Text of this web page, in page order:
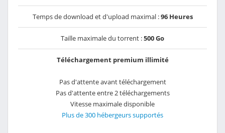
Temps de download et d'upload maximal :96 Heures
Taille maximale du torrent :500 Go
Téléchargement premium illimité
Pas d'attente avant téléchargement
Pas d'attente entre 2 téléchargements
Vitesse maximale disponible
Plus de 300 hébergeurs supportés